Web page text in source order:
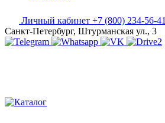
Личный кабинет +7 (800) 234-56-41
Санкт-Петербург, Штурманская ул., 3